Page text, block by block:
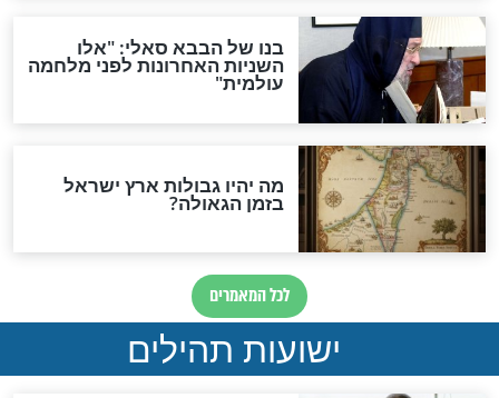
לכל המאמרים
להמתקת הדינים וביטול
גזרות